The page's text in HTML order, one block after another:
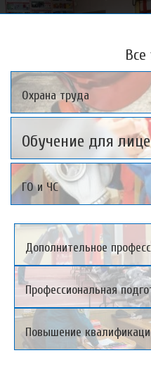
Все
Охрана труда
Обучение для
ГО и ЧС
Дополнительное
Профессиональная
Повышение